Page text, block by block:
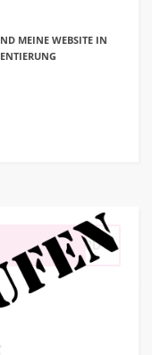
MEINE WEBSITE IN
NERD